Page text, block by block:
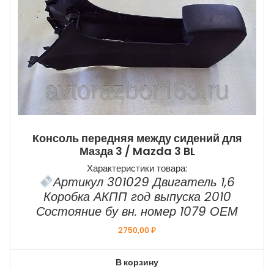
Консоль передняя между сидений для
Мазда 3 / Mazda 3 BL
Характеристики товара:
Артикул 301029 Двигатель 1,6
Коробка АКПП год выпуска 2010
Состояние бу вн. номер 1079 ОЕМ
2750,00₽
В корзину